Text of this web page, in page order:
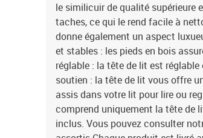
le similicuir de qualité supérieure
taches, ce qui le rend facile à
donne également un aspect
et stables : les pieds en bois
réglable : la tête de lit est
soutien : la tête de lit vous offre
assis dans votre lit pour lire ou
comprend uniquement la tête de
inclus. Vous pouvez consulter